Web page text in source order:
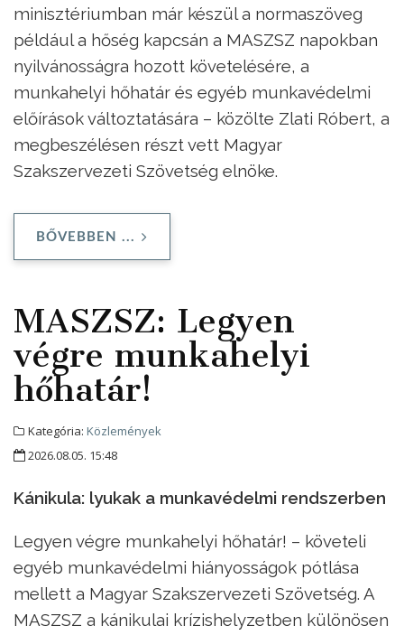
minisztériumban már készül a normaszöveg
például a hőség kapcsán a MASZSZ napokban
nyilvánosságra hozott követelésére, a
munkahelyi hőhatár és egyéb munkavédelmi
előírások változtatására – közölte Zlati Róbert, a
megbeszélésen részt vett Magyar
Szakszervezeti Szövetség elnöke.
BŐVEBBEN ...
MASZSZ: Legyen
végre munkahelyi
hőhatár!
Kategória: Közlemények
2026.08.05. 15:48
Kánikula: lyukak a munkavédelmi rendszerben
Legyen végre munkahelyi hőhatár! – követeli
egyéb munkavédelmi hiányosságok pótlása
mellett a Magyar Szakszervezeti Szövetség. A
MASZSZ a kánikulai krízishelyzetben különösen